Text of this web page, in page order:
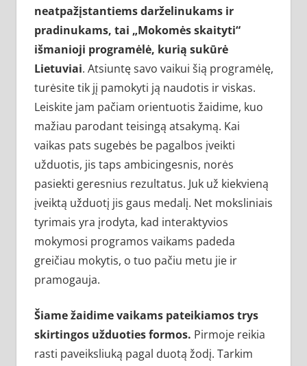
neatpažįstantiems darželinukams ir
pradinukams, tai „Mokomės skaityti“
išmanioji programėlė, kurią sukūrė
Lietuviai. Atsiuntę savo vaikui šią programėlę,
turėsite tik jį pamokyti ją naudotis ir viskas.
Leiskite jam pačiam orientuotis žaidime, kuo
mažiau parodant teisingą atsakymą. Kai
vaikas pats sugebės be pagalbos įveikti
užduotis, jis taps ambicingesnis, norės
pasiekti geresnius rezultatus. Juk už kiekvieną
įveiktą užduotį jis gaus medalį. Net moksliniais
tyrimais yra įrodyta, kad interaktyvios
mokymosi programos vaikams padeda
greičiau mokytis, o tuo pačiu metu jie ir
pramogauja.
Šiame žaidime vaikams pateikiamos trys
skirtingos užduoties formos. Pirmoje reikia
rasti paveiksliuką pagal duotą žodį. Tarkim